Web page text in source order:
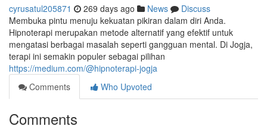
cyrusatul205871 269 days ago News
Discuss
Membuka pintu menuju kekuatan pikiran dalam diri Anda.
Hipnoterapi merupakan metode alternatif yang efektif untuk
mengatasi berbagai masalah seperti gangguan mental. Di Jogja,
terapi ini semakin populer sebagai pilihan
https://medium.com/@hipnoterapi-jogja
Comments
Who Upvoted
Comments